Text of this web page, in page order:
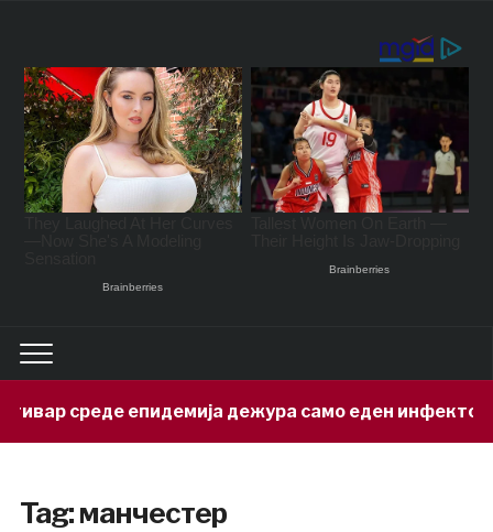
епидемија дежура само еден инфектолог
Tag:манчестер